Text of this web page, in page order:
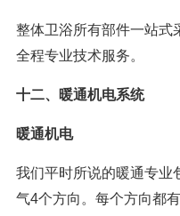
整体卫浴所有部件一站式
全程专业技术服务。
十二、暖通机电系统
暖通机电
我们平时所说的暖通专业
气4个方向。每个方向都